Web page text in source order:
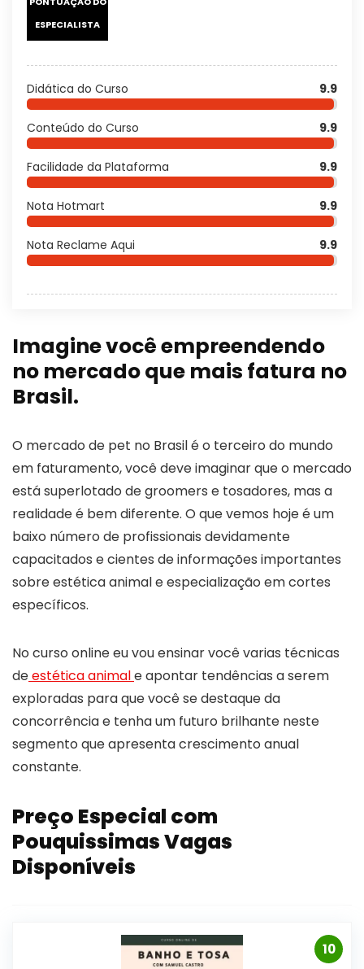
ESPECIALISTA
Didática do Curso 9.9
Conteúdo do Curso 9.9
Facilidade da Plataforma 9.9
Nota Hotmart 9.9
Nota Reclame Aqui 9.9
Imagine você empreendendo
no mercado que mais fatura no
Brasil.
O mercado de pet no Brasil é o terceiro do mundo
em faturamento, você deve imaginar que o mercado
está superlotado de groomers e tosadores, mas a
realidade é bem diferente. O que vemos hoje é um
baixo número de profissionais devidamente
capacitados e cientes de informações importantes
sobre estética animal e especialização em cortes
específicos.
No curso online eu vou ensinar você varias técnicas
deestética animale apontar tendências a serem
exploradas para que você se destaque da
concorrência e tenha um futuro brilhante neste
segmento que apresenta crescimento anual
constante.
Preço Especial com
Pouquissimas Vagas
Disponíveis
10